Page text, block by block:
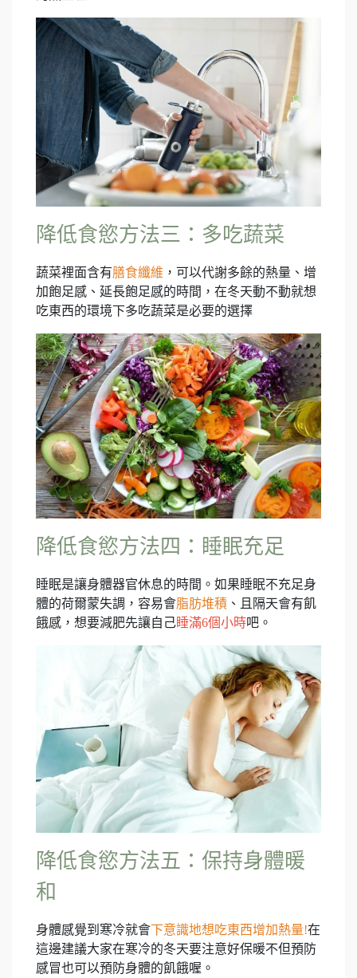
降低食慾方法三： 多吃蔬菜
蔬菜裡面含有膳食纖維 ，可以代謝多餘的熱量、增
加飽足感、延長飽足感的時間，在冬天動不動就想
吃東西的環境下多吃蔬菜是必要的選擇
降低食慾方法四：睡眠充足
睡眠是讓身體器官休息的時間。如果睡眠不充足身
體的荷爾蒙失調，容易會脂肪堆積 、且隔天會有飢
餓感，想要減肥先讓自己睡滿6個小時吧。
降低食慾方法五：保持身體暖
和
身體感覺到寒冷就會下意識地想吃東西增加熱量!在
這邊建議大家在寒冷的冬天要注意好保暖不但預防
感冒也可以預防身體的飢餓喔。